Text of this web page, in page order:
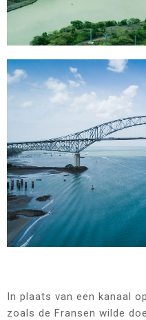
In plaats van een kanaal
zoals de Fransen wilde